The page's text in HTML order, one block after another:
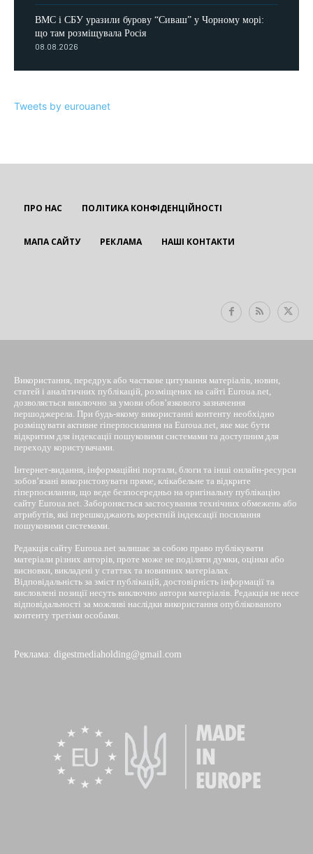
ВМС і СБУ уразили бурову “Сиваш” у Чорному морі:
що там розміщувала Росія
08.08.2026
Tweets by eurouanet
ПРО НАС ПОЛІТИКА КОНФІДЕНЦІЙНОСТІ
МАПА САЙТУ РЕКЛАМА НАШІ КОНТАКТИ
Використання, передрук або часткове цитування матеріалів, новин,
статей і аналітичних публікацій, розміщених на сайті Euroua.net,
дозволяється виключно за умови обов’язкового зазначення
першоджерела. При будь-якому використанні контенту необхідно
розміщувати активне гіперпосилання на Euroua.net, яке має бути
відкритим для індексації пошуковими системами та доступним для
переходу користувачами.
Інтернет-видання, інформаційні портали, блоги та інші онлайн-ресурси
зобов’язані використовувати пряме, клікабельне та відкрите
гіперпосилання, що веде безпосередньо на оригінальну публікацію
сайту Euroua.net. Забороняється застосування технічних обмежень або
атрибутів, які перешкоджають коректній індексації посилання
пошуковими системами.
Редакція сайту Euroua.net залишає за собою право публікувати
матеріали різних авторів, проте може не поділяти думки, оцінки або
висновки, викладені у статтях та новинних матеріалах.
Відповідальність за зміст публікацій, достовірність інформації та
висловлені позиції несуть виключно автори матеріалів. Редакція не несе
відповідальності за можливі наслідки використання опублікованого
контенту третіми особами.
Реклама: digestmediaholding@gmail.com